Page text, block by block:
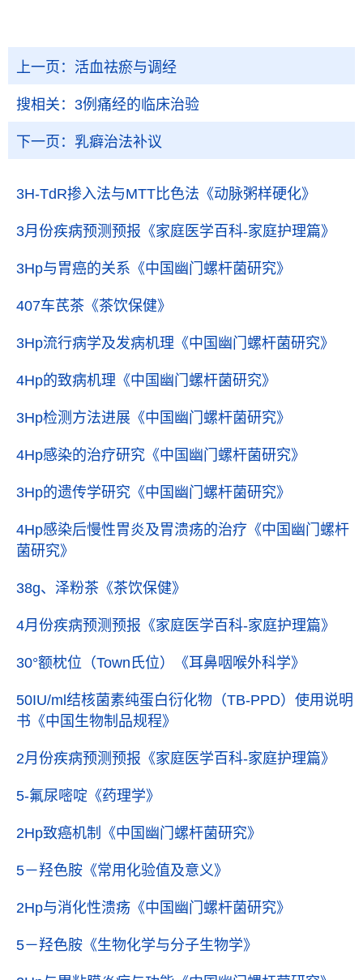
上一页： 活血祛瘀与调经
搜相关： 3例痛经的临床治验
下一页： 乳癖治法补议
3H-TdR掺入法与MTT比色法 《动脉粥样硬化》
3月份疾病预测预报 《家庭医学百科-家庭护理篇》
3Hp与胃癌的关系 《中国幽门螺杆菌研究》
407车芪茶 《茶饮保健》
3Hp流行病学及发病机理 《中国幽门螺杆菌研究》
4Hp的致病机理 《中国幽门螺杆菌研究》
3Hp检测方法进展 《中国幽门螺杆菌研究》
4Hp感染的治疗研究 《中国幽门螺杆菌研究》
3Hp的遗传学研究 《中国幽门螺杆菌研究》
4Hp感染后慢性胃炎及胃溃疡的治疗 《中国幽门螺杆
菌研究》
38g、泽粉茶 《茶饮保健》
4月份疾病预测预报 《家庭医学百科-家庭护理篇》
30°额枕位（Town氏位） 《耳鼻咽喉外科学》
50IU/ml结核菌素纯蛋白衍化物（TB-PPD）使用说明
书 《中国生物制品规程》
2月份疾病预测预报 《家庭医学百科-家庭护理篇》
5-氟尿嘧啶 《药理学》
2Hp致癌机制 《中国幽门螺杆菌研究》
5－羟色胺 《常用化验值及意义》
2Hp与消化性溃疡 《中国幽门螺杆菌研究》
5－羟色胺 《生物化学与分子生物学》